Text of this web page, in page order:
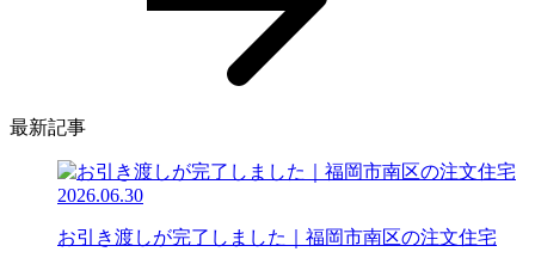
最新記事
2026.06.30
お引き渡しが完了しました｜福岡市南区の注文住宅